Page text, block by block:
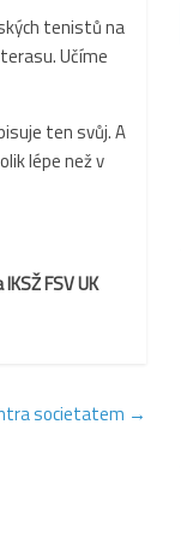
tenistů na
Učíme
ten svůj. A
lépe než v
FSV UK
societatem →